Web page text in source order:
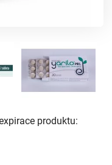
produktu: